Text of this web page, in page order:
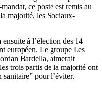
ce poste est remis au
majorité, les Sociaux-
à l’élection des 14
européen. Le groupe Les
Bardella, aimerait
trois partis de la majorité ont
pour l’éviter.